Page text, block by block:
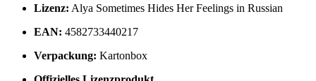
Lizenz: Alya Sometimes Hides Her Feelings in Russian
EAN: 4582733440217
Verpackung: Kartonbox